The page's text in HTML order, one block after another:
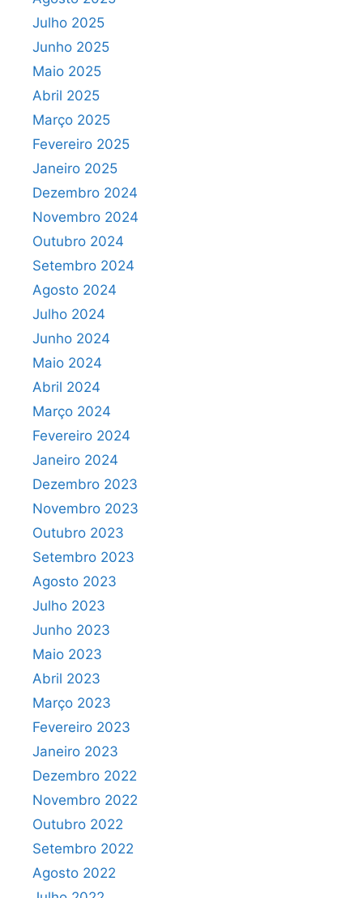
Julho 2025
Junho 2025
Maio 2025
Abril 2025
Março 2025
Fevereiro 2025
Janeiro 2025
Dezembro 2024
Novembro 2024
Outubro 2024
Setembro 2024
Agosto 2024
Julho 2024
Junho 2024
Maio 2024
Abril 2024
Março 2024
Fevereiro 2024
Janeiro 2024
Dezembro 2023
Novembro 2023
Outubro 2023
Setembro 2023
Agosto 2023
Julho 2023
Junho 2023
Maio 2023
Abril 2023
Março 2023
Fevereiro 2023
Janeiro 2023
Dezembro 2022
Novembro 2022
Outubro 2022
Setembro 2022
Agosto 2022